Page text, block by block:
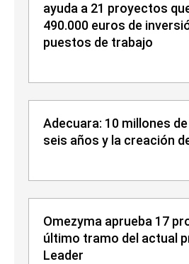
ayuda a 21 proyectos
490.000 euros de
puestos de trabajo
Adecuara: 10 millones
seis años y la creación
Omezyma aprueba 17
último tramo del actual
Leader